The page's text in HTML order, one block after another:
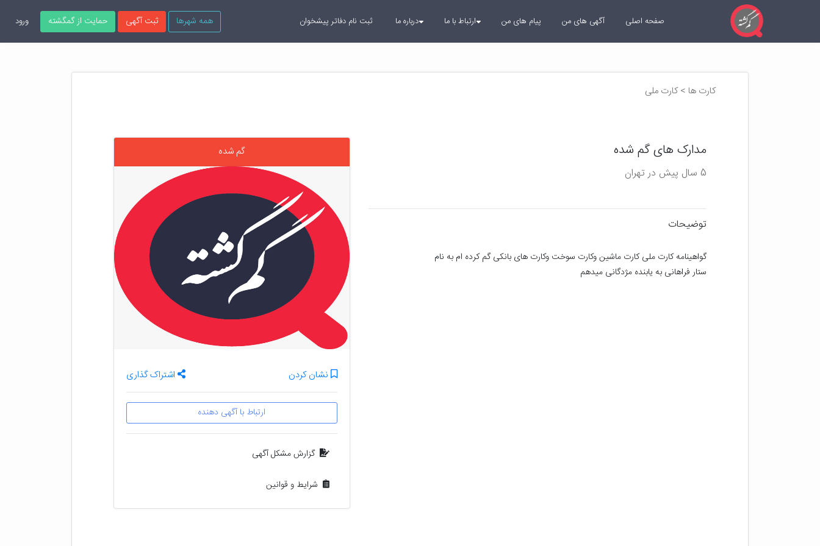
همه شهرها ثبت آگهی حمایت از گمگشته ورود صفحه اصلی آگهی های من پیام های من ارتباط با ما درباره ما ثبت نام دفاتر پیشخوان
کارت ها > کارت ملی
مدارک های گم شده
5 سال پیش در تهران
توضیحات
ستار فراهانی به یابنده مژدگانی میدهم
گم شده
نشان کردن اشتراک گذاری
ارتباط با آگهی دهنده
گزارش مشکل آگهی
شرایط و قوانین